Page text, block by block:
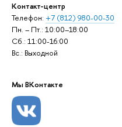
Контакт-центр
Телефон: +7 (812) 980-00-30
Пн. – Пт.: 10:00–18:00
Сб.: 11:00-16:00
Вс.: Выходной
Мы ВКонтакте